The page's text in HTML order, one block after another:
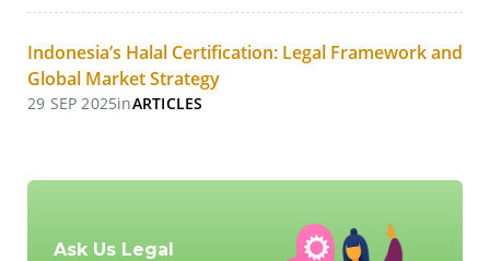
Indonesia’s Halal Certification: Legal Framework and
Global Market Strategy
29 SEP 2025inARTICLES
Ask Us Legal